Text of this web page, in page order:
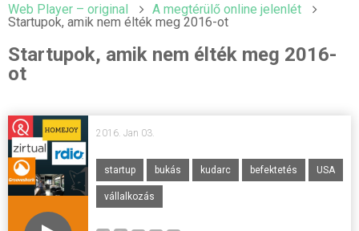
Web Player – original
A megtérülő online jelenlét
Startupok, amik nem élték meg 2016-ot
Startupok, amik nem élték meg 2016-
ot
2016. Jan 03.
startup bukás kudarc befektetés USA
vállalkozás